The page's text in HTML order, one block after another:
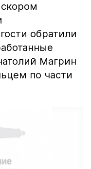
обратили
Магрин
по части